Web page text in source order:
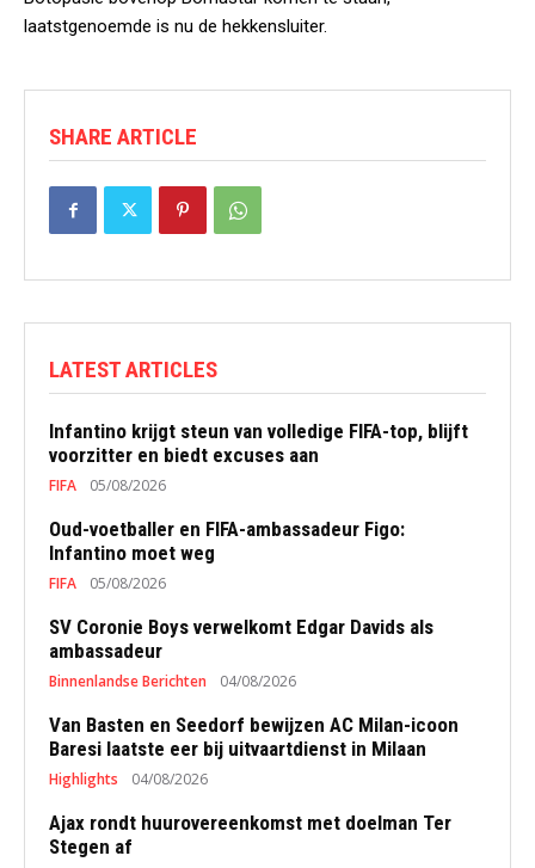
laatstgenoemde is nu de hekkensluiter.
SHARE ARTICLE
LATEST ARTICLES
Infantino krijgt steun van volledige FIFA-top, blijft
voorzitter en biedt excuses aan
FIFA 05/08/2026
Oud-voetballer en FIFA-ambassadeur Figo:
Infantino moet weg
FIFA 05/08/2026
SV Coronie Boys verwelkomt Edgar Davids als
ambassadeur
Binnenlandse Berichten 04/08/2026
Van Basten en Seedorf bewijzen AC Milan-icoon
Baresi laatste eer bij uitvaartdienst in Milaan
Highlights 04/08/2026
Ajax rondt huurovereenkomst met doelman Ter
Stegen af